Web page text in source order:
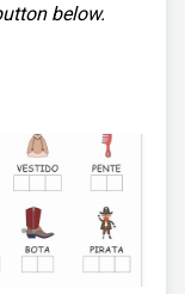
below.